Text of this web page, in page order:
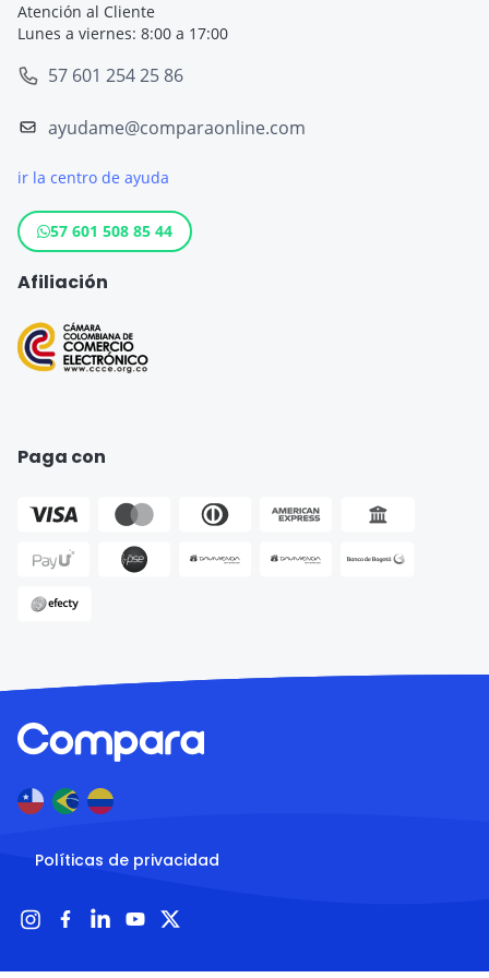
Seguro de Viaje Cruceros
SOAT
Tarjeta de Crédito
Crédito de Vehículo
Crédito Hipotecario
Crédito de Consumo
Cuenta de ahorro
Seguro para Motos
Atención al Cliente
Lunes a viernes: 8:00 a 17:00
57 601 254 25 86
ayudame@comparaonline.com
ir la centro de ayuda
57 601 508 85 44
Afiliación
Paga con
Políticas de privacidad